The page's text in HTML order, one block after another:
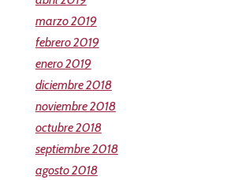
marzo 2019
febrero 2019
enero 2019
diciembre 2018
noviembre 2018
octubre 2018
septiembre 2018
agosto 2018